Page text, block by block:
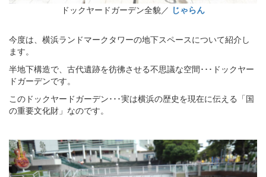
ドックヤードガーデン全貌／ じゃらん
今度は、横浜ランドマークタワーの地下スペースについて紹介し
ます。
半地下構造で、古代遺跡を彷彿させる不思議な空間･･･ドックヤー
ドガーデンです。
このドックヤードガーデン･･･実は横浜の歴史を現在に伝える「国
の重要文化財」なのです。